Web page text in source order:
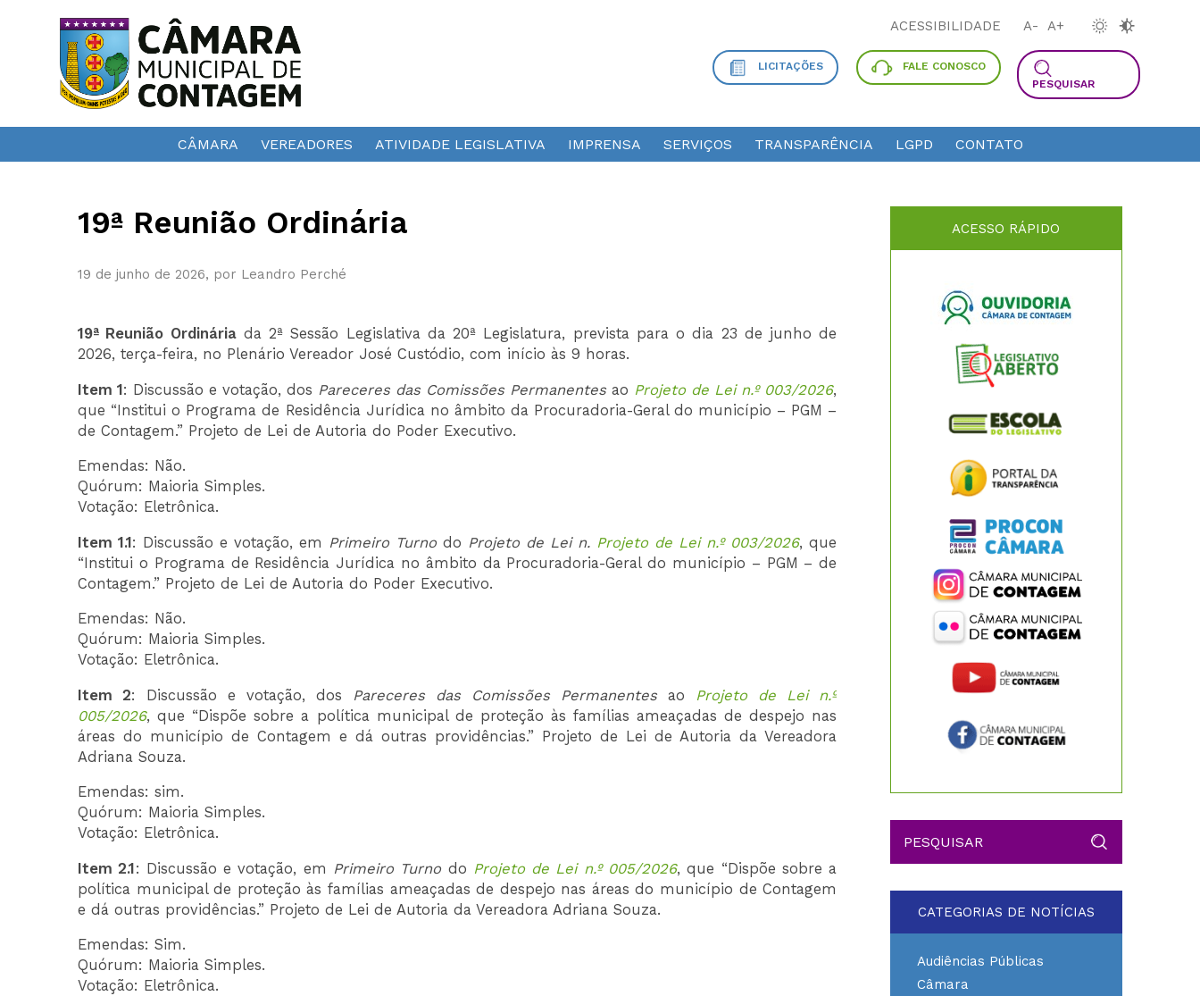
ACESSIBILIDADE A- A+
LICITAÇÕES
FALE CONOSCO
PESQUISAR
CÂMARA VEREADORES ATIVIDADE LEGISLATIVA IMPRENSA SERVIÇOS TRANSPARÊNCIA LGPD CONTATO
19ª Reunião Ordinária
19 de junho de 2026, por Leandro Perché
19ª Reunião Ordináriada 2ª Sessão Legislativa da 20ª Legislatura, prevista para o dia 23 de junho de
2026, terça-feira, no Plenário Vereador José Custódio, com início às 9 horas.
Item 1: Discussão e votação, dos Pareceres das Comissões Permanentesao Projeto de Lei n.º 003/2026,
que “Institui o Programa de Residência Jurídica no âmbito da Procuradoria-Geral do município – PGM –
de Contagem.” Projeto de Lei de Autoria do Poder Executivo.
Emendas: Não.
Quórum: Maioria Simples.
Votação: Eletrônica.
Item 1.1: Discussão e votação, em Primeiro Turno do Projeto de Lei n. Projeto de Lei n.º 003/2026, que
“Institui o Programa de Residência Jurídica no âmbito da Procuradoria-Geral do município – PGM – de
Contagem.” Projeto de Lei de Autoria do Poder Executivo.
Emendas: Não.
Quórum: Maioria Simples.
Votação: Eletrônica.
Item 2: Discussão e votação, dos Pareceres das Comissões Permanentesao Projeto de Lei n.º
005/2026, que “Dispõe sobre a política municipal de proteção às famílias ameaçadas de despejo nas
áreas do município de Contagem e dá outras providências.” Projeto de Lei de Autoria da Vereadora
Adriana Souza.
Emendas: sim.
Quórum: Maioria Simples.
Votação: Eletrônica.
Item 2.1: Discussão e votação, em Primeiro Turno do Projeto de Lei n.º 005/2026, que “Dispõe sobre a
política municipal de proteção às famílias ameaçadas de despejo nas áreas do município de Contagem
e dá outras providências.” Projeto de Lei de Autoria da Vereadora Adriana Souza.
Emendas: Sim.
Quórum: Maioria Simples.
Votação: Eletrônica.
ACESSO RÁPIDO
CATEGORIAS DE NOTÍCIAS
Audiências Públicas
Câmara